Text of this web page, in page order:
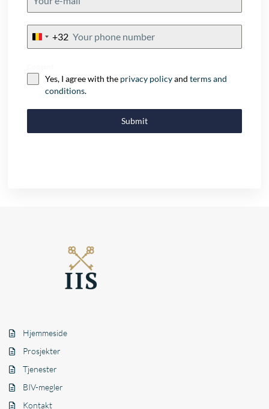
Belgium
+32
Yes, I agree with the privacy policyandterms and
conditions.
Submit
Hjemmeside
Prosjekter
Tjenester
BIV-megler
Kontakt